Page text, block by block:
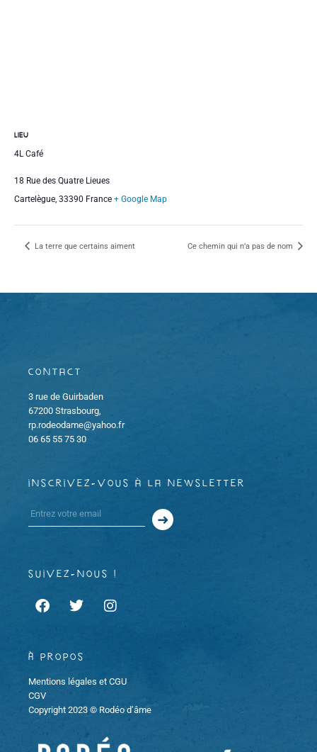
LIEU
4L Café
18 Rue des Quatre Lieues
Cartelègue, 33390 France + Google Map
La terre que certains aiment Ce chemin qui n’a pas de nom
Contact
3 rue de Guirbaden
67200 Strasbourg,
rp.rodeodame@yahoo.fr
06 65 55 75 30
inscrivez-vous à la newsletter
suivez-nous !
À propos
Mentions légales et CGU
CGV
Copyright 2023 © Rodéo d’âme